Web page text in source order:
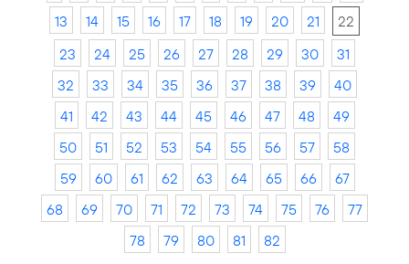
13
14 15 16 17 18 19 20 21
22
23
24 25 26 27 28 29 30
31
32
33 34 35 36 37 38 39
40
41
42 43 44 45 46 47 48
49
50
51 52 53 54 55 56 57
58
59
60 61 62 63 64 65 66
67
68
69 70 71 72 73 74 75 76
77
78
79 80 81 82